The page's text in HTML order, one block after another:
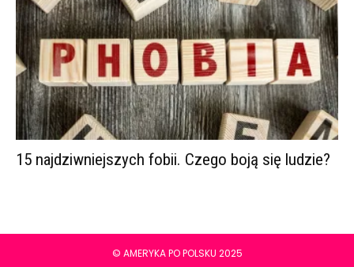
15 najdziwniejszych fobii. Czego boją się ludzie?
© AMERYKA PO POLSKU 2025